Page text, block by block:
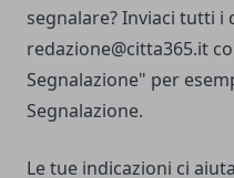
segnalare? Inviaci tutti i
redazione@citta365.it
Segnalazione" per
Segnalazione.
Le tue indicazioni ci